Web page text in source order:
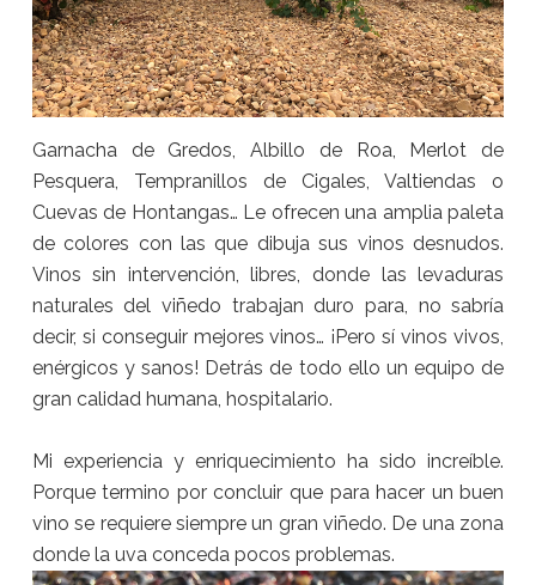
Garnacha de Gredos, Albillo de Roa, Merlot de
Pesquera, Tempranillos de Cigales, Valtiendas o
Cuevas de Hontangas… Le ofrecen una amplia paleta
de colores con las que dibuja sus vinos desnudos.
Vinos sin intervención, libres, donde las levaduras
naturales del viñedo trabajan duro para, no sabría
decir, si conseguir mejores vinos… ¡Pero sí vinos vivos,
enérgicos y sanos! Detrás de todo ello un equipo de
gran calidad humana, hospitalario.
Mi experiencia y enriquecimiento ha sido increíble.
Porque termino por concluir que para hacer un buen
vino se requiere siempre un gran viñedo. De una zona
donde la uva conceda pocos problemas.